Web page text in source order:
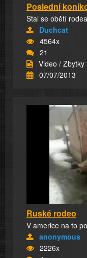
Poslední
Stal se obětí
Duchcat
4564x
21
Video / Zbytky
07/07/2013
Ruské rodeo
V americe na to
anonymous
2226x